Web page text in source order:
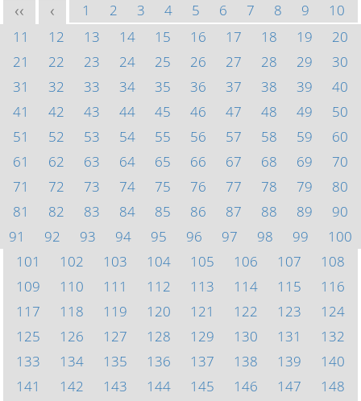
<< < 1 2 3 4 5 6 7 8 9
10
11
12 13 14 15 16 17 18 19
20
21
22 23 24 25 26 27 28 29
30
31
32 33 34 35 36 37 38 39
40
41
42 43 44 45 46 47 48 49
50
51
52 53 54 55 56 57 58 59
60
61
62 63 64 65 66 67 68 69
70
71
72 73 74 75 76 77 78 79
80
81
82 83 84 85 86 87 88 89
90
91
92 93 94 95 96 97 98 99
100
101
102 103 104 105 106 107
108
109
110 111 112 113 114 115
116
117
118 119 120 121 122 123
124
125
126 127 128 129 130 131
132
133
134 135 136 137 138 139
140
141
142 143 144 145 146 147
148